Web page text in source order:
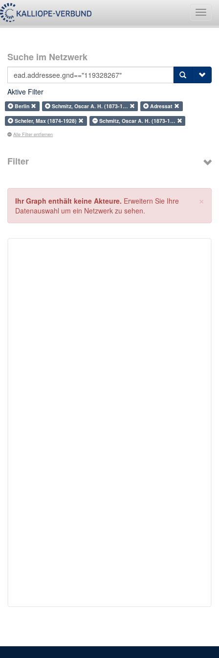
Suche im Netzwerk
Aktive Filter
Berlin Schmitz, Oscar A. H. (1873-1…
Adressat
Scheler, Max (1874-1928)
Schmitz, Oscar A. H. (1873-1…
Alle Filter entfernen
Filter
×
Ihr Graph enthält keine Akteure. Erweitern Sie Ihre
Datenauswahl um ein Netzwerk zu sehen.